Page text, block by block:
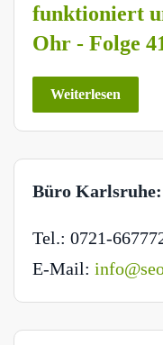
funktioniert
Ohr - Folge
Weiterlesen
Büro Karlsruhe:
Tel.: 0721-
E-Mail: